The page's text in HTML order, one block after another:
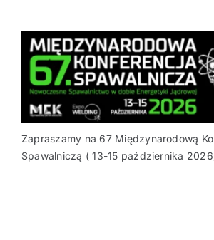
Zapraszamy na 67 Międzynarodową
Spawalniczą ( 13-15 października